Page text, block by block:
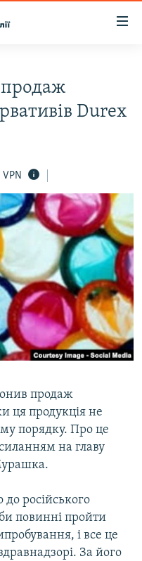
продаж
Durex
продаж
ця продукція не
порядку. Про це
на главу
російського
повинні пройти
і все це
За його